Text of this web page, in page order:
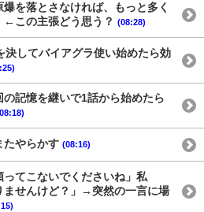
爆を落とさなければ、もっと多く
←この主張どう思う？ (08:28)
決してバイアグラ使い始めたら効
の記憶を継いで1話から始めたら
たやらかす (08:16)
ってこないでくださいね」私
ませんけど？」→突然の一言に場